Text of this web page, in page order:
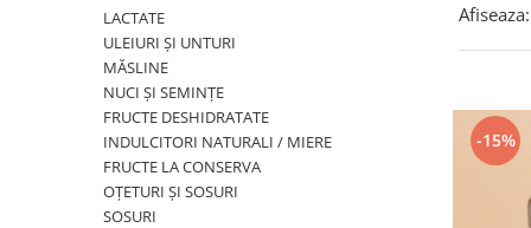
FĂINĂ FĂRĂ GLUTEN
BĂUTURI / LAPTE VEGETAL
OREZ ȘI CEREALE
CREME ȘI PASTE TARTINABILE
CONDIMENTE
LACTATE
ULEIURI ȘI UNTURI
MĂSLINE
NUCI ȘI SEMINȚE
FRUCTE DESHIDRATATE
INDULCITORI NATURALI / MIERE
FRUCTE LA CONSERVA
OȚETURI ȘI SOSURI
SOSURI
Afiseaza:
-15%